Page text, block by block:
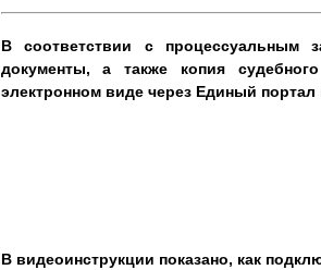
В соответствии с процессуальным
документы, а также копия
электронном виде через Единый
В видеоинструкции показано, как